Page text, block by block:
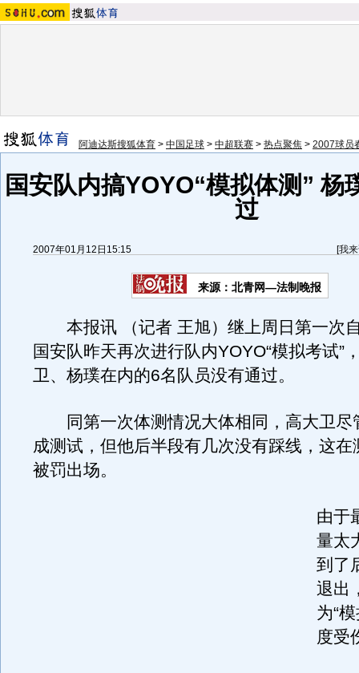
阿迪达斯搜狐体育 > 中国足球 > 中超联赛 > 热点聚焦 > 2007球员
国安队内搞YOYO“模拟体测” 杨
过
2007年01月12日15:15 [我
来源：北青网—法制晚报
本报讯 （记者 王旭）继上周日第一次
国安队昨天再次进行队内YOYO“模拟考试”
卫、杨璞在内的6名队员没有通过。
同第一次体测情况大体相同，高大卫尽
成测试，但他后半段有几次没有踩线，这在
被罚出场。
由于
量太
到了
退出
为“
度受